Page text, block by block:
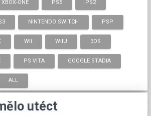
XBOX-ONE PS5 PS2
NINTENDO SWITCH PSP
WII WIIU 3DS
PS VITA GOOGLE STADIA
ALL
utéct